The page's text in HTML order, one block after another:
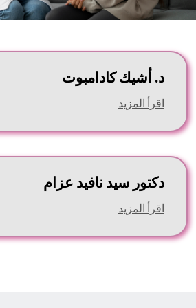
د. أشيك كادامبوت
اقرأ المزيد
دكتور سيد نافيد عزام
اقرأ المزيد